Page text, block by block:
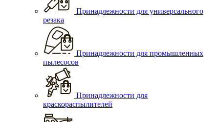
Принадлежности для универсального
резака
Принадлежности для промышленных
пылесосов
Принадлежности для
краскораспылителей